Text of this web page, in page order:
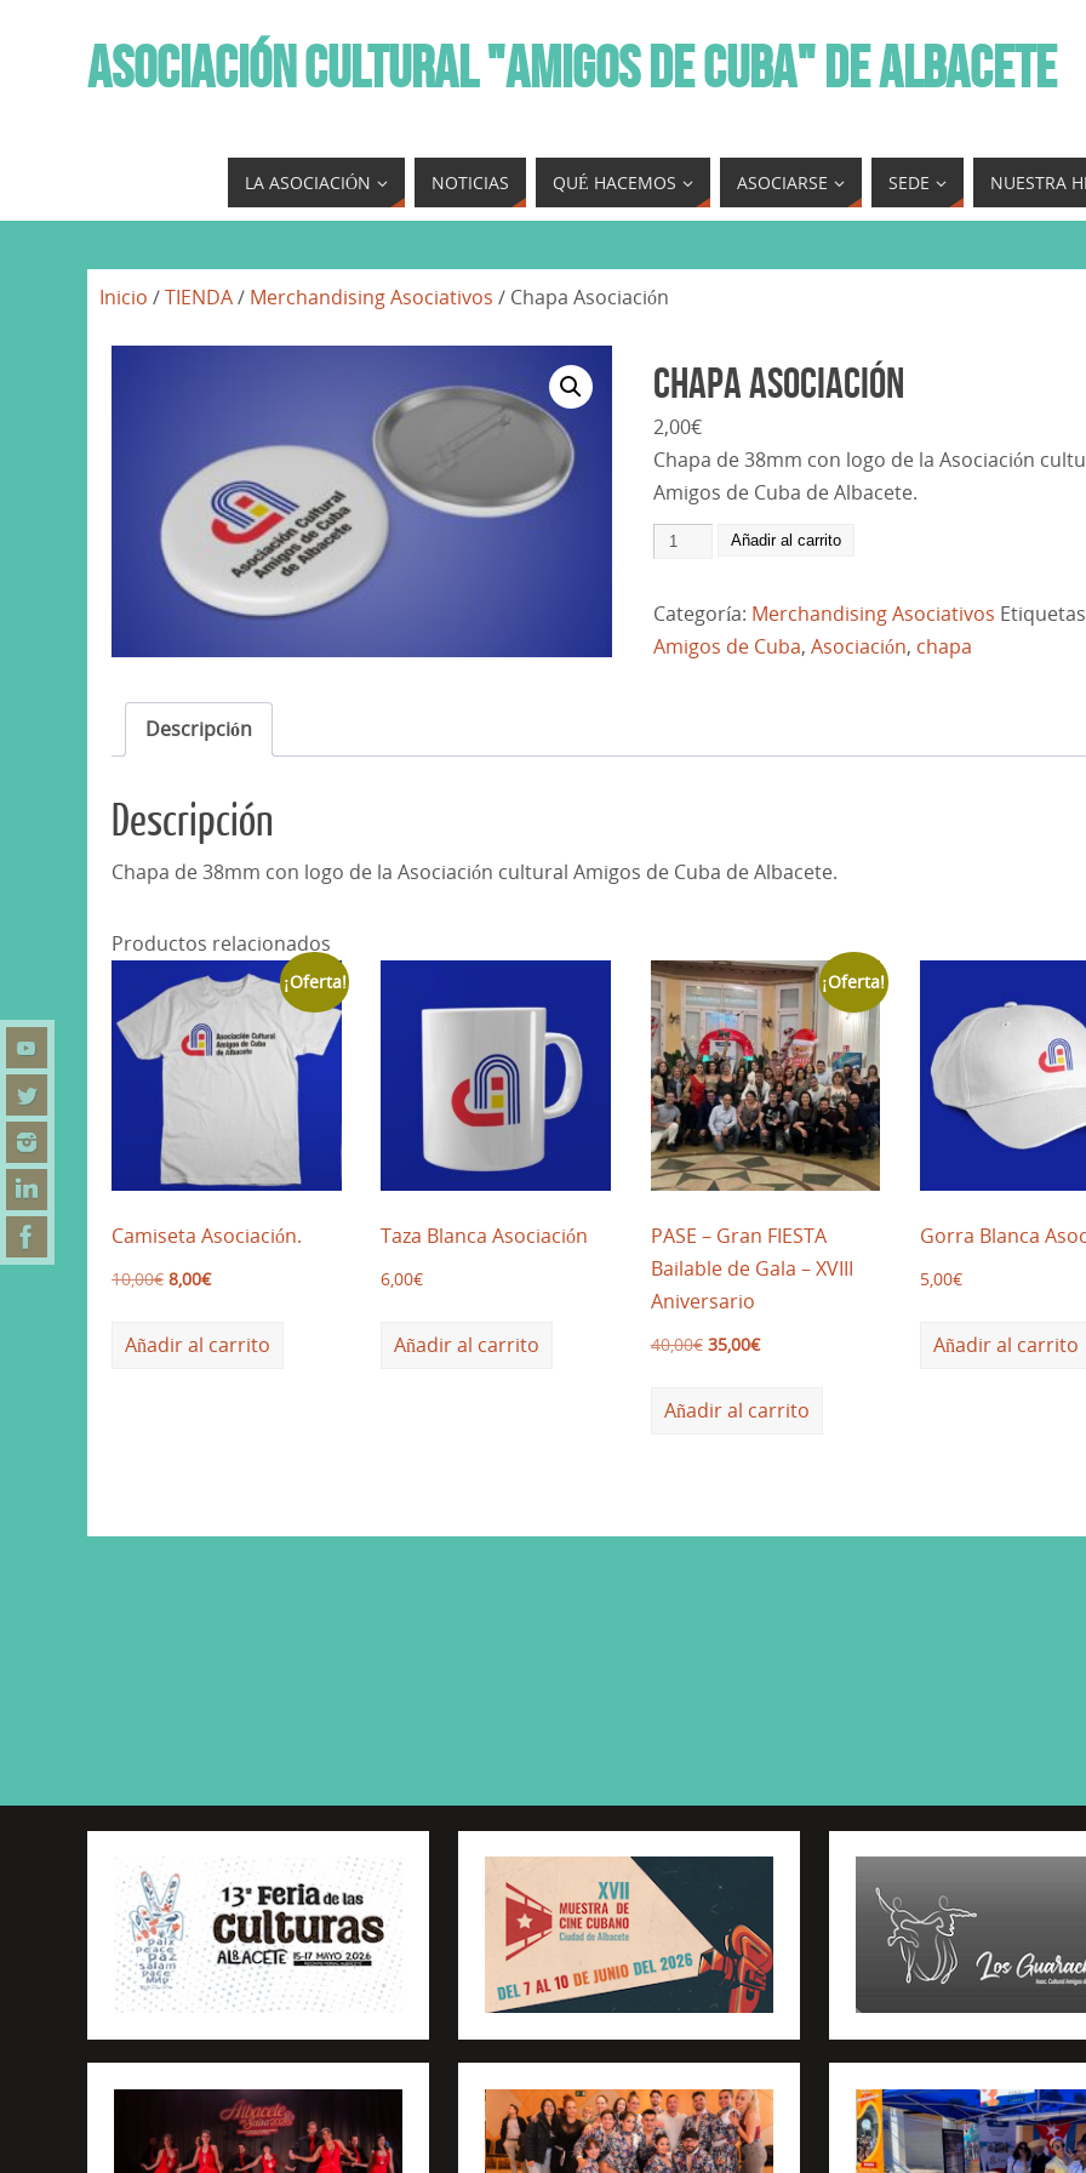
ASOCIACIÓN CULTURAL "AMIGOS DE CUBA" DE ALBACETE
LA ASOCIACIÓN NOTICIAS QUÉ HACEMOS ASOCIARSE SEDE NUESTRA
Inicio /TIENDA/ Merchandising Asociativos / Chapa Asociación
Chapa Asociación
2,00€
Chapa de 38mm con logo de la Asociación
Amigos de Cuba de Albacete.
Añadir al carrito
Categoría: Merchandising Asociativos
Amigos de Cuba,Asociación, chapa
Descripción
Descripción
Chapa de 38mm con logo de la Asociación cultural Amigos de Cuba de Albacete.
Productos relacionados
¡Oferta!
Camiseta Asociación.
10,00€ 8,00€
Añadir al carrito
Taza Blanca Asociación
6,00€
Añadir al carrito
¡Oferta!
PASE – Gran FIESTA
Bailable de Gala – XVIII
Aniversario
40,00€ 35,00€
Añadir al carrito
Gorra Blanca
5,00€
Añadir al carrito